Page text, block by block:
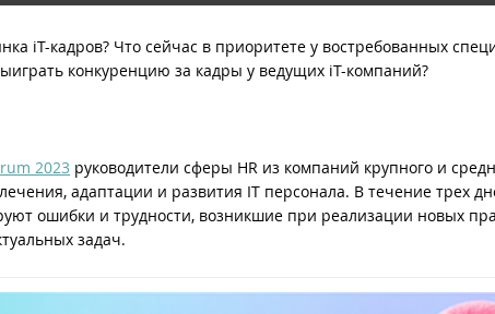
iT-кадров? Что сейчас в приоритете у востребованных
конкуренцию за кадры у ведущих iT-компаний?
2023 руководители сферы HR из компаний крупного и
адаптации и развития IT персонала. В течение трех
ошибки и трудности, возникшие при реализации новых
задач.